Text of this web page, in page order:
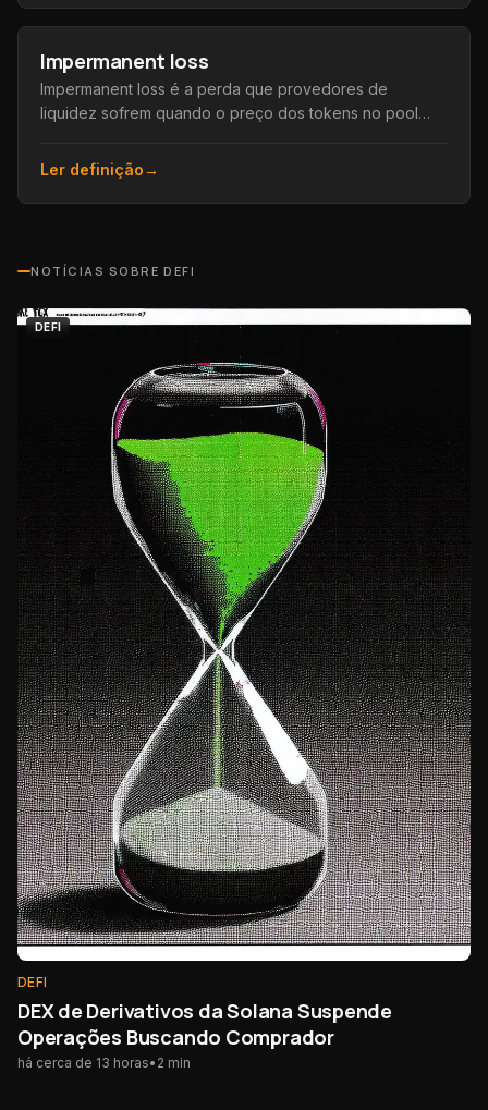
Impermanent loss
Impermanent loss é a perda que provedores de
liquidez sofrem quando o preço dos tokens no pool
Ler definição→
NOTÍCIAS SOBREDEFI
DEFI
DEFI
DEX de Derivativos da Solana Suspende
Operações Buscando Comprador
há cerca de 13 horas• 2 min